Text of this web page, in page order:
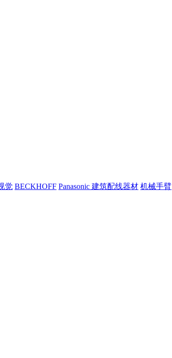
觉 BECKHOFF Panasonic 建筑配线器材 机械手臂